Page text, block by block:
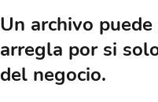
Un archivo
arregla por si
del negocio.